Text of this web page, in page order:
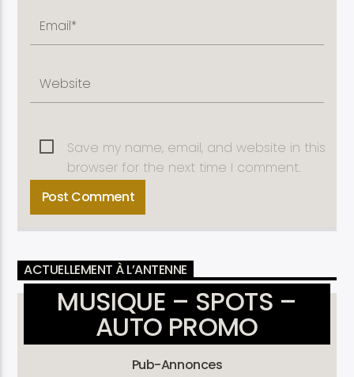
Save my name, email, and website in this
browser for the next time I comment.
ACTUELLEMENT À L’ANTENNE
MUSIQUE – SPOTS –
AUTO PROMO
Pub-Annonces